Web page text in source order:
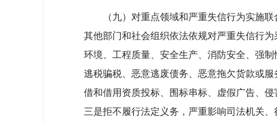
（九）对重点领域和严重失信行为实施联
其他部门和社会组织依法依规对严重失信行
环境、工程质量、安全生产、消防安全、强
逃税骗税、恶意逃废债务、恶意拖欠货款或
借和借用资质投标、围标串标、虚假广告、
三是拒不履行法定义务，严重影响司法机关